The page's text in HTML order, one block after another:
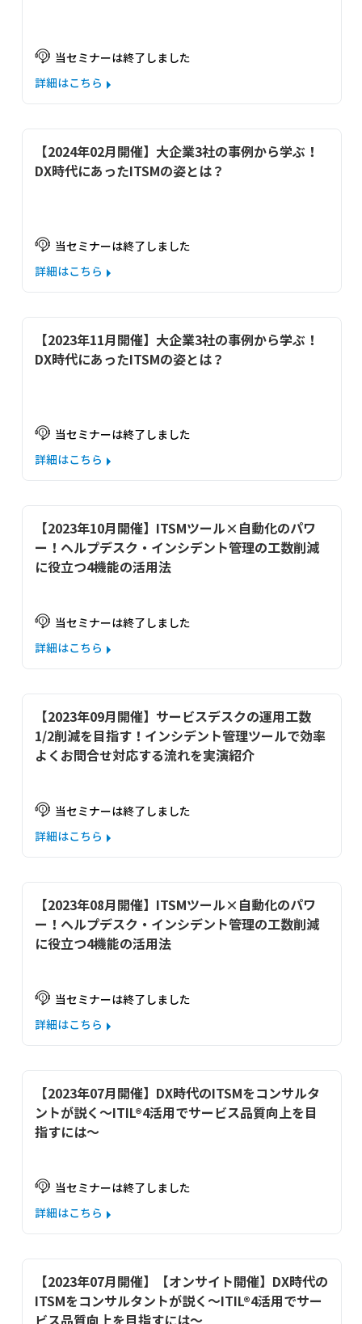
当セミナーは終了しました
詳細はこちら
【2024年02月開催】大企業3社の事例から学ぶ！
DX時代にあったITSMの姿とは？
当セミナーは終了しました
詳細はこちら
【2023年11月開催】大企業3社の事例から学ぶ！
DX時代にあったITSMの姿とは？
当セミナーは終了しました
詳細はこちら
【2023年10月開催】ITSMツール×自動化のパワ
ー！ヘルプデスク・インシデント管理の工数削減
に役立つ4機能の活用法
当セミナーは終了しました
詳細はこちら
【2023年09月開催】サービスデスクの運用工数
1/2削減を目指す！インシデント管理ツールで効率
よくお問合せ対応する流れを実演紹介
当セミナーは終了しました
詳細はこちら
【2023年08月開催】ITSMツール×自動化のパワ
ー！ヘルプデスク・インシデント管理の工数削減
に役立つ4機能の活用法
当セミナーは終了しました
詳細はこちら
【2023年07月開催】DX時代のITSMをコンサルタ
ントが説く～ITIL®4活用でサービス品質向上を目
指すには～
当セミナーは終了しました
詳細はこちら
【2023年07月開催】【オンサイト開催】DX時代の
ITSMをコンサルタントが説く～ITIL®4活用でサー
ビス品質向上を目指すには～